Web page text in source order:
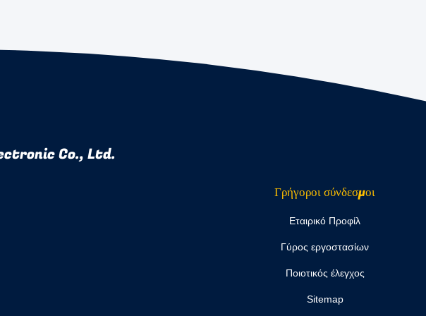
Co., Ltd.
Γρήγοροι σύνδεσμοι
Εταιρικό Προφίλ
Γύρος εργοστασίων
Ποιοτικός έλεγχος
Sitemap